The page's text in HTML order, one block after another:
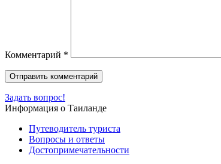
Комментарий *
Задать вопрос!
Информация о Таиланде
Путеводитель туриста
Вопросы и ответы
Достопримечательности